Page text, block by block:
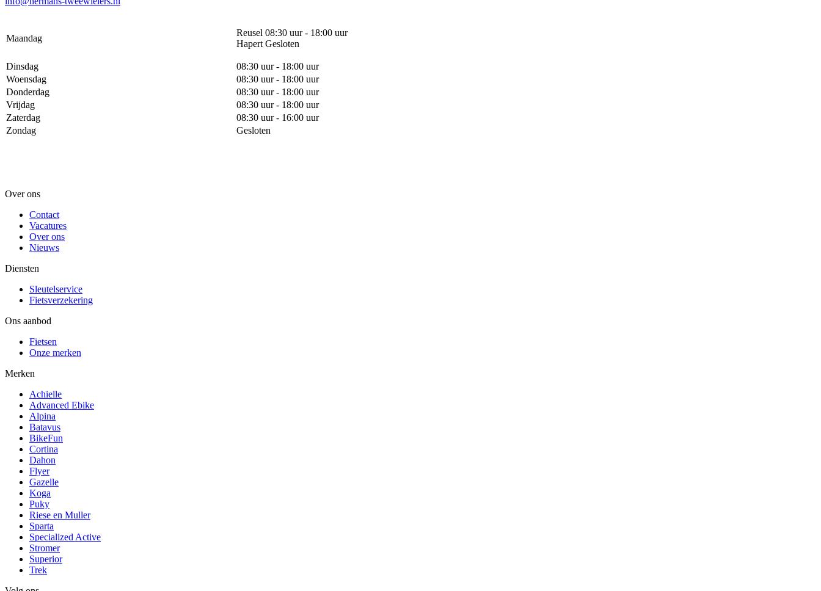
Maandag
Reusel 08:30 uur - 18:00 uur
Hapert Gesloten
Dinsdag
08:30 uur - 18:00 uur
Woensdag
08:30 uur - 18:00 uur
Donderdag
08:30 uur - 18:00 uur
Vrijdag
08:30 uur - 18:00 uur
Zaterdag
08:30 uur - 16:00 uur
Zondag
Gesloten
Over ons
Contact
Vacatures
Over ons
Nieuws
Diensten
Sleutelservice
Fietsverzekering
Ons aanbod
Fietsen
Onze merken
Merken
Achielle
Advanced Ebike
Alpina
Batavus
BikeFun
Cortina
Dahon
Flyer
Gazelle
Koga
Puky
Riese en Muller
Sparta
Specialized Active
Stromer
Superior
Trek